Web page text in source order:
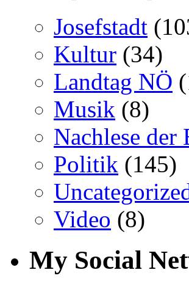
Josefstadt
Kultur (34)
Landtag NÖ
Musik (8)
Nachlese der
Politik (145)
Video (8)
My Social